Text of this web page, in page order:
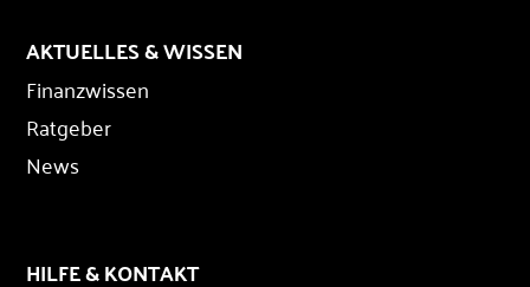
AKTUELLES & WISSEN
Finanzwissen
Ratgeber
News
HILFE & KONTAKT